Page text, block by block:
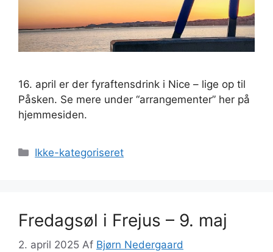
16. april er der fyraftensdrink i Nice – lige op til
Påsken. Se mere under “arrangementer” her på
hjemmesiden.
Kategorier
Ikke-kategoriseret
Fredagsøl i Frejus – 9. maj
2. april 2025 Af Bjørn Nedergaard